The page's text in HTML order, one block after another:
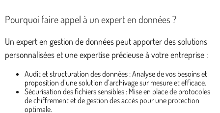
Pourquoi faire appel à un expert en données ?
Un expert en gestion de données peut apporter des solutions
personnalisées et une expertise précieuse à votre entreprise :
Audit et structuration des données : Analyse de vos besoins et
proposition d’une solution d’archivage sur mesure et efficace.
Sécurisation des fichiers sensibles : Mise en place de protocoles
de chiffrement et de gestion des accès pour une protection
optimale.